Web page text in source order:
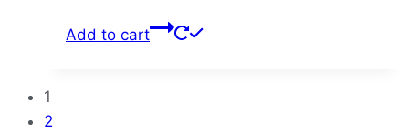
Add to cart
1
2